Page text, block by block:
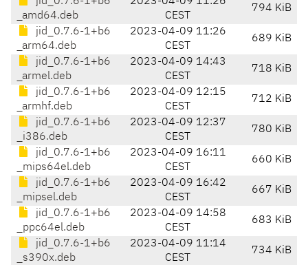
_amd64.deb
CEST
794 KiB
jid_0.7.6-1+b6
_arm64.deb
2023-04-09 11:26
CEST
689 KiB
jid_0.7.6-1+b6
_armel.deb
2023-04-09 14:43
CEST
718 KiB
jid_0.7.6-1+b6
_armhf.deb
2023-04-09 12:15
CEST
712 KiB
jid_0.7.6-1+b6
_i386.deb
2023-04-09 12:37
CEST
780 KiB
jid_0.7.6-1+b6
_mips64el.deb
2023-04-09 16:11
CEST
660 KiB
jid_0.7.6-1+b6
_mipsel.deb
2023-04-09 16:42
CEST
667 KiB
jid_0.7.6-1+b6
_ppc64el.deb
2023-04-09 14:58
CEST
683 KiB
jid_0.7.6-1+b6
_s390x.deb
2023-04-09 11:14
CEST
734 KiB